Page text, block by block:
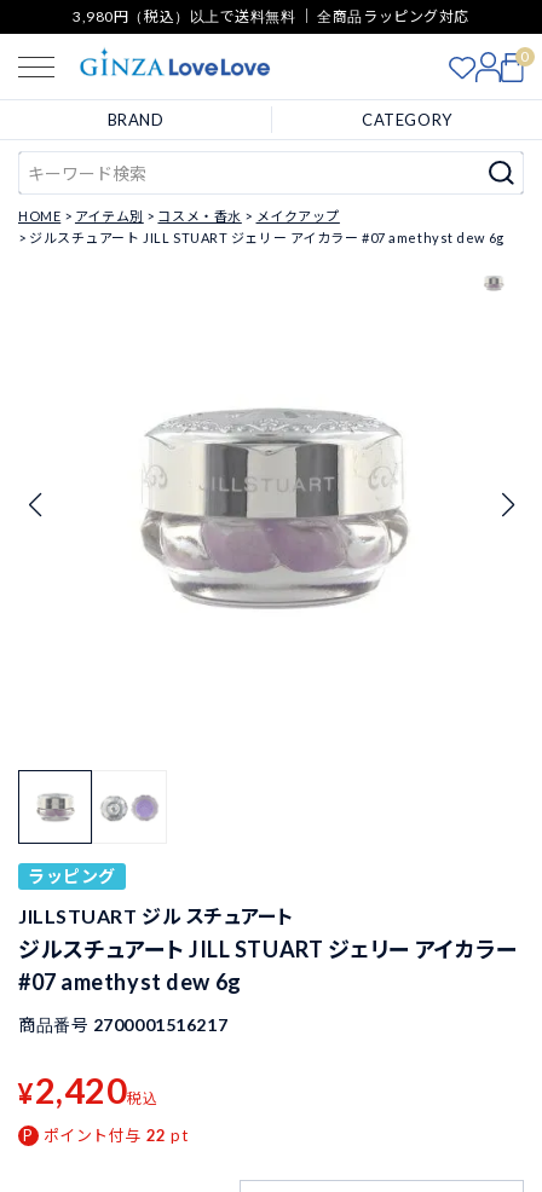
3,980円（税込）以上で送料無料 ｜ 全商品ラッピング対応
0
BRAND CATEGORY
HOME アイテム別 コスメ・香水
メイクアップ
ジルスチュアート JILL STUART ジェリー アイカラー #07 amethyst dew 6g
ラッピング
JILLSTUART ジル スチュアート
ジルスチュアート JILL STUART ジェリー アイカラー
#07 amethyst dew 6g
商品番号 2700001516217
¥2,420税込
ポイント付与 22 pt